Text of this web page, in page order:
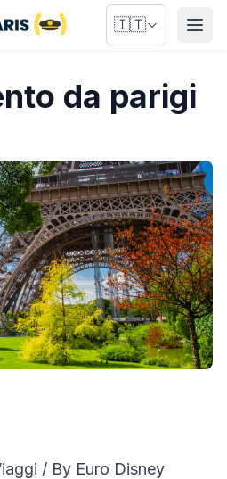
🇮🇹
Apri
da parigi
/ By Euro Disney